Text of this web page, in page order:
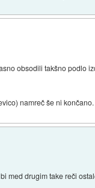
obsodili takšno podlo
namreč še ni končano.
med drugim take reči